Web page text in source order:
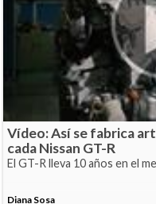
Vídeo: Así se fabrica
cada Nissan GT-R
El GT-R lleva 10 años en el
Diana Sosa